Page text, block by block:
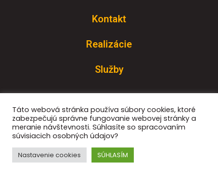
Kontakt
Realizácie
Služby
Ochrana súkromia
Súbory cookie
Oznámenie o konaní volieb do PV
Táto webová stránka používa súbory cookies, ktoré
zabezpečujú správne fungovanie webovej stránky a
meranie návštevnosti. Súhlasíte so spracovaním
súvisiacich osobných údajov?
Nastavenie cookies SÚHLASÍM